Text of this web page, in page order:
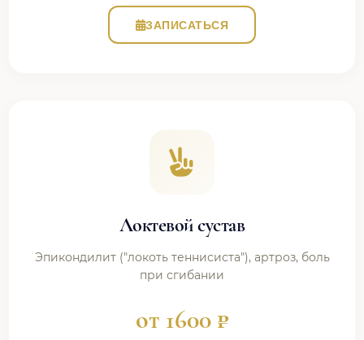
ЗАПИСАТЬСЯ
Локтевой сустав
Эпикондилит ("локоть теннисиста"), артроз, боль
при сгибании
от 1600 ₽